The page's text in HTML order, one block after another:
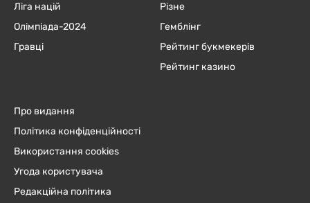
Ліга націй
Олімпіада-2024
Гравці
Різне
Гемблінг
Рейтинг букмекерів
Рейтинг казино
Про видання
Політика конфіденційності
Використання cookies
Угода користувача
Редакційна політика